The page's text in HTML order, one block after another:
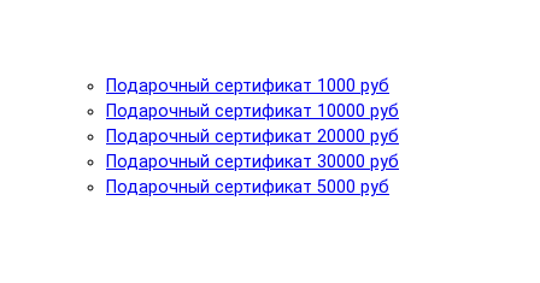
Подарочный сертификат 1000 руб
Подарочный сертификат 10000 руб
Подарочный сертификат 20000 руб
Подарочный сертификат 30000 руб
Подарочный сертификат 5000 руб